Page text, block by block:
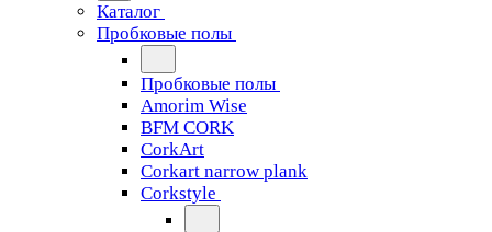
Каталог
Пробковые полы
Пробковые полы
Amorim Wise
BFM CORK
CorkArt
Corkart narrow plank
Corkstyle